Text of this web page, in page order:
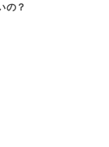
の？